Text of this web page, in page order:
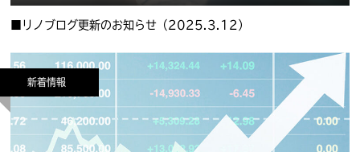
■リノブログ更新のお知らせ（2025.3.12）
新着情報